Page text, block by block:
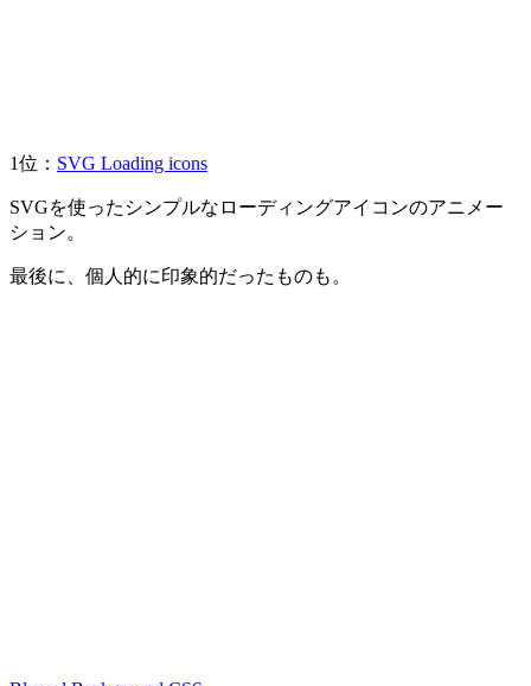
1位： SVG Loading icons
SVGを使ったシンプルなローディングアイコンのアニメー
ション。
最後に、個人的に印象的だったものも。